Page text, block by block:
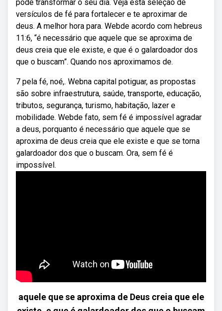
pode transformar o seu dia. Veja esta seleção de
versículos de fé para fortalecer e te aproximar de
deus. A melhor hora para. Webde acordo com hebreus
11:6, “é necessário que aquele que se aproxima de
deus creia que ele existe, e que é o galardoador dos
que o buscam”. Quando nos aproximamos de.
7 pela fé, noé,. Webna capital potiguar, as propostas
são sobre infraestrutura, saúde, transporte, educação,
tributos, segurança, turismo, habitação, lazer e
mobilidade. Webde fato, sem fé é impossível agradar
a deus, porquanto é necessário que aquele que se
aproxima de deus creia que ele existe e que se torna
galardoador dos que o buscam. Ora, sem fé é
impossível.
aquele que se aproxima de Deus creia que ele